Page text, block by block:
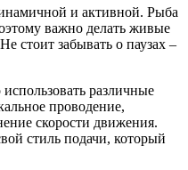
и активной. Рыба
важно делать живые
стоит забывать о паузах –
различные
проводение,
скорости движения.
стиль подачи, который